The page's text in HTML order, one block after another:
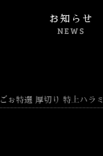
お知らせ
NEWS
ごぉ特選 厚切り 特上ハラミ